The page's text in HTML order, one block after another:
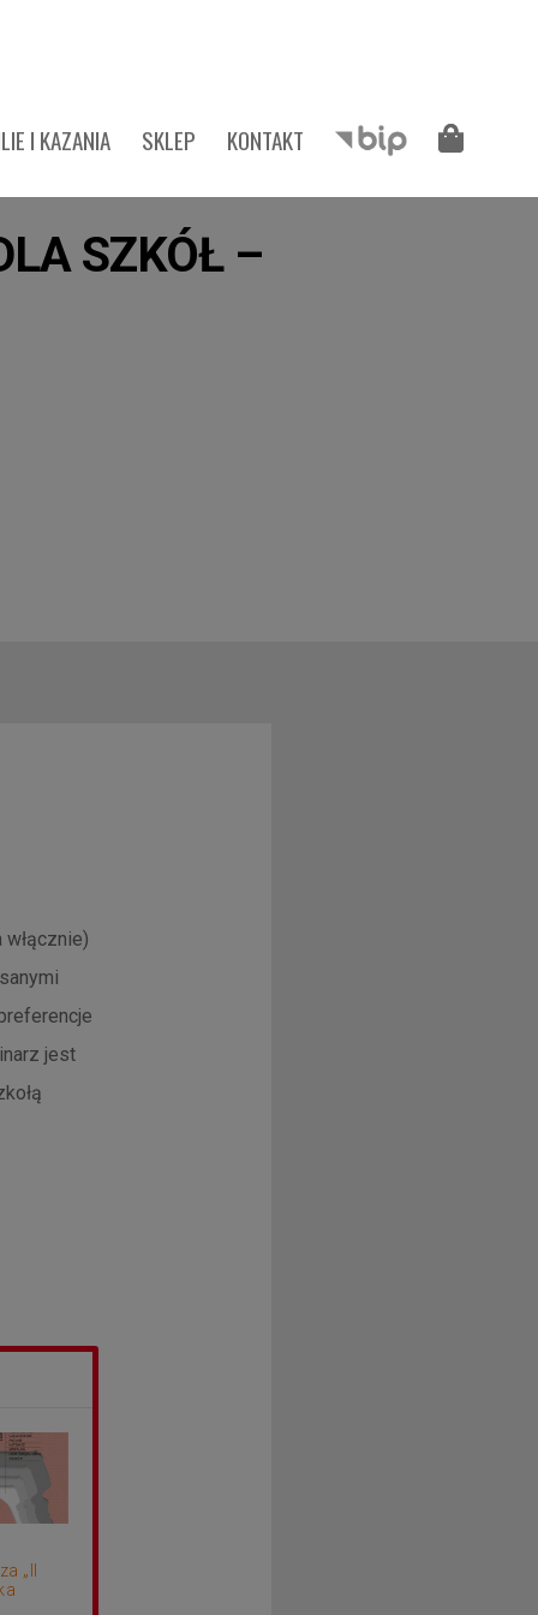
I KAZANIA SKLEP KONTAKT
SZKÓŁ –
jest
„II